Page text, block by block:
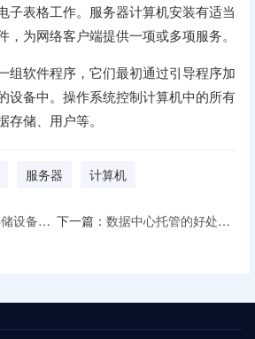
子表格工作。服务器计算机安装有适当
，为网络客户端提供一项或多项服务。
组软件程序，它们最初通过引导程序加
设备中。操作系统控制计算机中的所有
储、用户等。
服务器 计算机
护您的数据？ 下一篇： 数据中心托管的好处，内部数据中心与数据中心托管